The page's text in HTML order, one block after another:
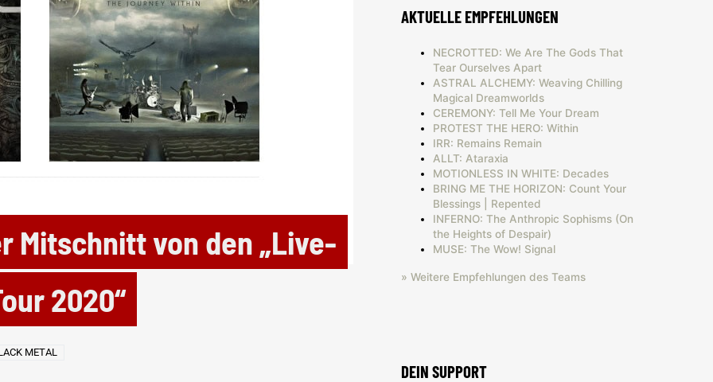
Mitschnitt von den „Live-
2020“
METAL
AKTUELLE EMPFEHLUNGEN
NECROTTED: We Are The Gods That
Tear Ourselves Apart
ASTRAL ALCHEMY: Weaving Chilling
Magical Dreamworlds
CEREMONY: Tell Me Your Dream
PROTEST THE HERO: Within
IRR: Remains Remain
ALLT: Ataraxia
MOTIONLESS IN WHITE: Decades
BRING ME THE HORIZON: Count Your
Blessings | Repented
INFERNO: The Anthropic Sophisms (On
the Heights of Despair)
MUSE: The Wow! Signal
» Weitere Empfehlungen des Teams
DEIN SUPPORT